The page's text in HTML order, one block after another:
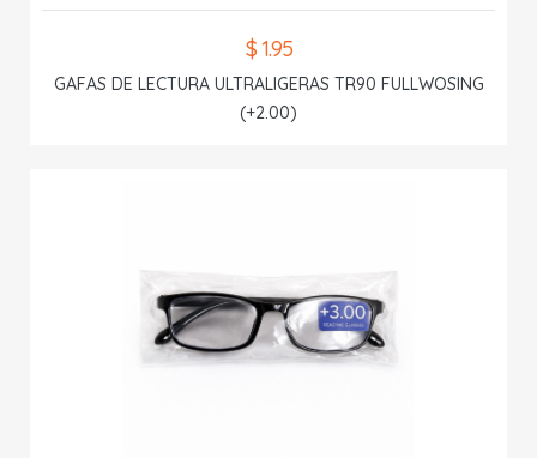
$ 1.95
GAFAS DE LECTURA ULTRALIGERAS TR90 FULLWOSING
(+2.00)